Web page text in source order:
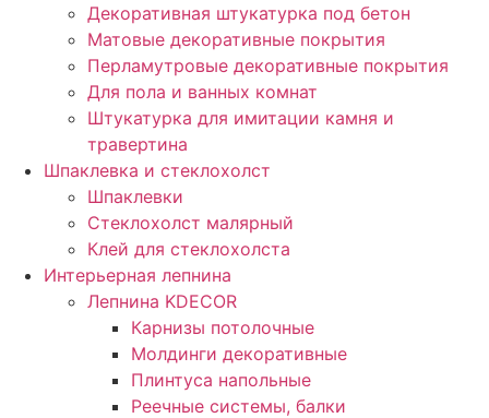
Декоративная штукатурка под бетон
Матовые декоративные покрытия
Перламутровые декоративные покрытия
Для пола и ванных комнат
Штукатурка для имитации камня и
травертина
Шпаклевка и стеклохолст
Шпаклевки
Стеклохолст малярный
Клей для стеклохолста
Интерьерная лепнина
Лепнина KDECOR
Карнизы потолочные
Молдинги декоративные
Плинтуса напольные
Реечные системы, балки